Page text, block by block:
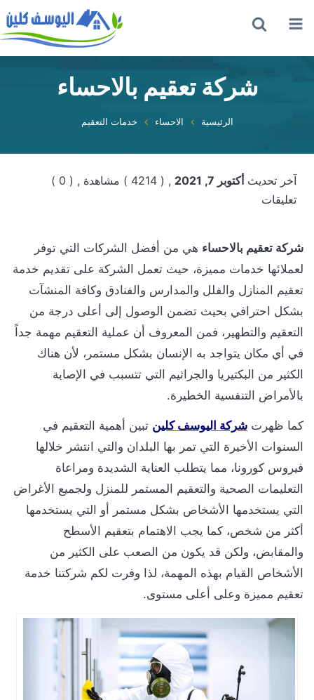
القائمة
شركة تعقيم بالاحساء
الرئيسية الاحساء خدمات التعقيم
آخر تحديث أكتوبر 7, 2021 , ( 4214 ) مشاهدة
, ( 0 )
تعليقات
شركة تعقيم بالاحساء هي من أفضل الشركات التي توفر
لعملائها خدمات مميزة، حيث تعمل الشركة على تقديم خدمة
تعقيم المنازل والفلل والمدارس والفنادق وكافة المنشآت
بشكل احترافي بحيث تضمن الوصول إلى أعلى درجة من
التعقيم والتطهير، فمن المعروف أن عملية التعقيم مهمة جداً
في أي مكان يتواجد به الإنسان بشكل مستمر، لأن هناك
الكثير من البكتيريا والجراثيم التي تتسبب في الإصابة
بالأمراض التنفسية الخطيرة.
كما ظهرت شركة اليوسف كلين تبين أهمية التعقيم في
السنوات الأخيرة التي تمر بها البلدان والتي انتشر خلالها
فيروس كورونا، مما يتطلب العناية الشديدة ومراعاة
التعليمات الصحية والتعقيم المستمر للمنزل ولجميع الأغراض
التي يستخدمها الأشخاص بشكل مستمر أو التي يستخدمها
أكثر من شخص، كما يجب الاهتمام بتعقيم الأسطح
والمقابض، ولكن قد يكون من الصعب على الكثير من
الأشخاص القيام بهذه المهمة، لذا وفرت لكم شركتنا خدمة
تعقيم مميزة وعلى أعلى مستوى.